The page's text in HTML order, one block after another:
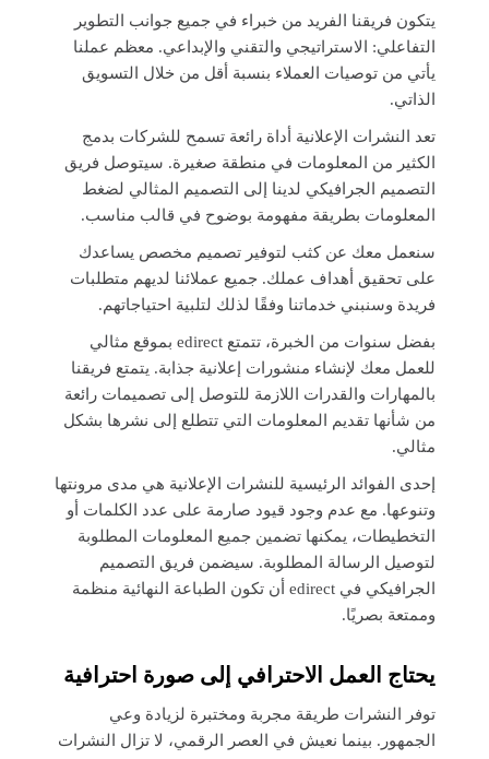
يتكون فريقنا الفريد من خبراء في جميع جوانب التطوير
التفاعلي: الاستراتيجي والتقني والإبداعي. معظم عملنا
يأتي من توصيات العملاء بنسبة أقل من خلال التسويق
الذاتي.
تعد النشرات الإعلانية أداة رائعة تسمح للشركات بدمج
الكثير من المعلومات في منطقة صغيرة. سيتوصل فريق
التصميم الجرافيكي لدينا إلى التصميم المثالي لضغط
المعلومات بطريقة مفهومة بوضوح في قالب مناسب.
سنعمل معك عن كثب لتوفير تصميم مخصص يساعدك
على تحقيق أهداف عملك. جميع عملائنا لديهم متطلبات
فريدة وسنبني خدماتنا وفقًا لذلك لتلبية احتياجاتهم.
بفضل سنوات من الخبرة، تتمتع edirect بموقع مثالي
للعمل معك لإنشاء منشورات إعلانية جذابة. يتمتع فريقنا
بالمهارات والقدرات اللازمة للتوصل إلى تصميمات رائعة
من شأنها تقديم المعلومات التي تتطلع إلى نشرها بشكل
مثالي.
إحدى الفوائد الرئيسية للنشرات الإعلانية هي مدى مرونتها
وتنوعها. مع عدم وجود قيود صارمة على عدد الكلمات أو
التخطيطات، يمكنها تضمين جميع المعلومات المطلوبة
لتوصيل الرسالة المطلوبة. سيضمن فريق التصميم
الجرافيكي في edirect أن تكون الطباعة النهائية منظمة
وممتعة بصريًا.
يحتاج العمل الاحترافي إلى صورة احترافية
توفر النشرات طريقة مجربة ومختبرة لزيادة وعي
الجمهور. بينما نعيش في العصر الرقمي، لا تزال النشرات